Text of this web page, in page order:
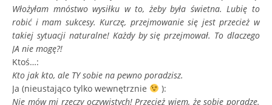
Włożyłam mnóstwo wysiłku w to, żeby była świetna. Lubię to
robić i mam sukcesy. Kurczę, przejmowanie się jest przecież w
takiej sytuacji naturalne! Każdy by się przejmował. To dlaczego
JA nie mogę?!
Ktoś…:
Kto jak kto, ale TY sobie na pewno poradzisz.
Ja (nieustająco tylko wewnętrznie
):
Nie mów mi rzeczy oczywistych! Przecież wiem, że sobie poradzę.